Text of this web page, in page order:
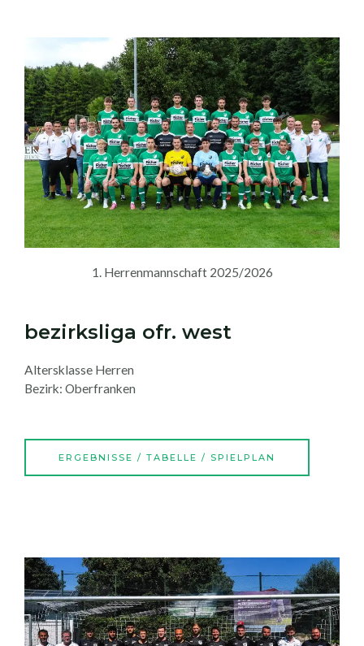
bezirksliga ofr. west
Altersklasse Herren
Bezirk: Oberfranken
ERGEBNISSE / TABELLE / SPIELPLAN
1. Herrenmannschaft 2025/2026